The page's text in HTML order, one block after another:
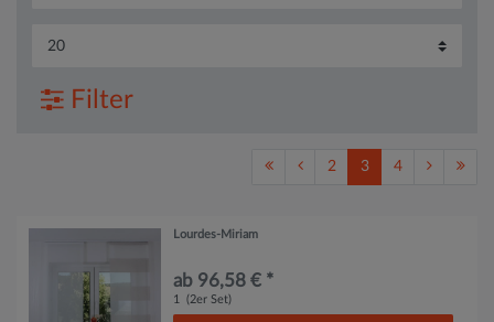
Filter
2 3 4
Lourdes-Miriam
ab 96,58 € *
1 (2er Set)